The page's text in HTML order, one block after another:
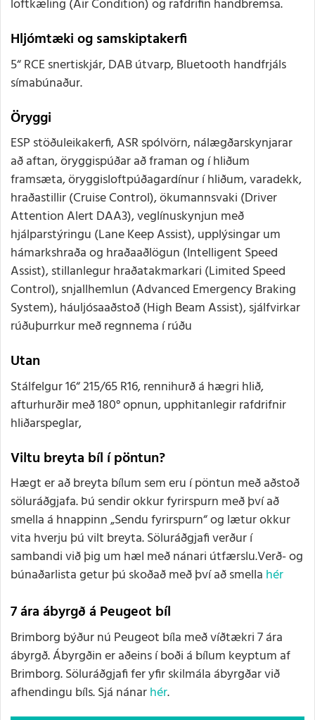
loftkæling (Air Condition) og rafdrifin handbremsa.
Hljómtæki og samskiptakerfi
5“ RCE snertiskjár, DAB útvarp, Bluetooth handfrjáls
símabúnaður.
Öryggi
ESP stöðuleikakerfi, ASR spólvörn, nálægðarskynjarar
að aftan, öryggispúðar að framan og í hliðum
framsæta, öryggisloftpúðagardínur í hliðum, varadekk,
hraðastillir (Cruise Control), ökumannsvaki (Driver
Attention Alert DAA3), veglínuskynjun með
hjálparstýringu (Lane Keep Assist), upplýsingar um
hámarkshraða og hraðaaðlögun (Intelligent Speed
Assist), stillanlegur hraðatakmarkari (Limited Speed
Control), snjallhemlun (Advanced Emergency Braking
System), háuljósaaðstoð (High Beam Assist), sjálfvirkar
rúðuþurrkur með regnnema í rúðu
Utan
Stálfelgur 16“ 215/65 R16, rennihurð á hægri hlið,
afturhurðir með 180° opnun, upphitanlegir rafdrifnir
hliðarspeglar,
Viltu breyta bíl í pöntun?
Hægt er að breyta bílum sem eru í pöntun með aðstoð
söluráðgjafa. Þú sendir okkur fyrirspurn með því að
smella á hnappinn „Sendu fyrirspurn“ og lætur okkur
vita hverju þú vilt breyta. Söluráðgjafi verður í
sambandi við þig um hæl með nánari útfærslu.Verð- og
búnaðarlista getur þú skoðað með því að smella hér
7 ára ábyrgð á Peugeot bíl
Brimborg býður nú Peugeot bíla með víðtækri 7 ára
ábyrgð. Ábyrgðin er aðeins í boði á bílum keyptum af
Brimborg. Söluráðgjafi fer yfir skilmála ábyrgðar við
afhendingu bíls. Sjá nánarhér.